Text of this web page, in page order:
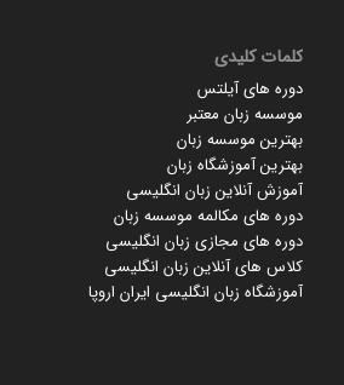
کلمات کلیدی
دوره های آیلتس
موسسه زبان معتبر
بهترین موسسه زبان
بهترین آموزشگاه زبان
آموزش آنلاین زبان انگلیسی
دوره های مکالمه موسسه زبان
دوره های مجازی زبان انگلیسی
کلاس های آنلاین زبان انگلیسی
آموزشگاه زبان انگلیسی ایران اروپا